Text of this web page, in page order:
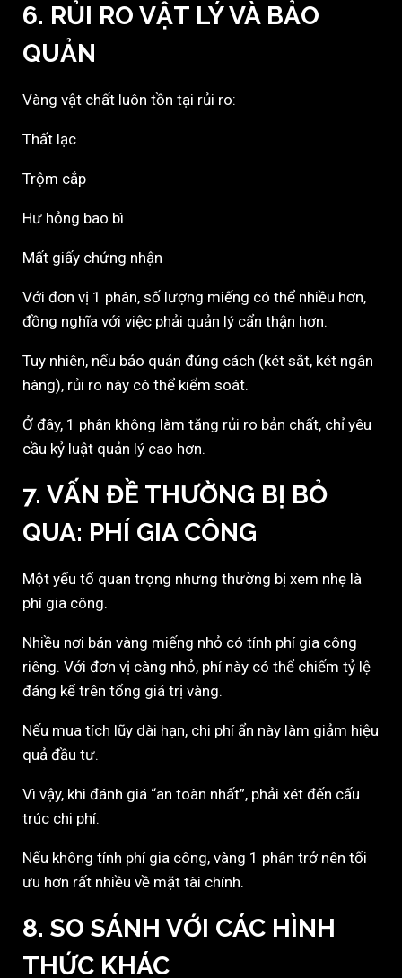
6. RỦI RO VẬT LÝ VÀ BẢO
QUẢN
Vàng vật chất luôn tồn tại rủi ro:
Thất lạc
Trộm cắp
Hư hỏng bao bì
Mất giấy chứng nhận
Với đơn vị 1 phân, số lượng miếng có thể nhiều hơn,
đồng nghĩa với việc phải quản lý cẩn thận hơn.
Tuy nhiên, nếu bảo quản đúng cách (két sắt, két ngân
hàng), rủi ro này có thể kiểm soát.
Ở đây, 1 phân không làm tăng rủi ro bản chất, chỉ yêu
cầu kỷ luật quản lý cao hơn.
7. VẤN ĐỀ THƯỜNG BỊ BỎ
QUA: PHÍ GIA CÔNG
Một yếu tố quan trọng nhưng thường bị xem nhẹ là
phí gia công.
Nhiều nơi bán vàng miếng nhỏ có tính phí gia công
riêng. Với đơn vị càng nhỏ, phí này có thể chiếm tỷ lệ
đáng kể trên tổng giá trị vàng.
Nếu mua tích lũy dài hạn, chi phí ẩn này làm giảm hiệu
quả đầu tư.
Vì vậy, khi đánh giá “an toàn nhất”, phải xét đến cấu
trúc chi phí.
Nếu không tính phí gia công, vàng 1 phân trở nên tối
ưu hơn rất nhiều về mặt tài chính.
8. SO SÁNH VỚI CÁC HÌNH
THỨC KHÁC